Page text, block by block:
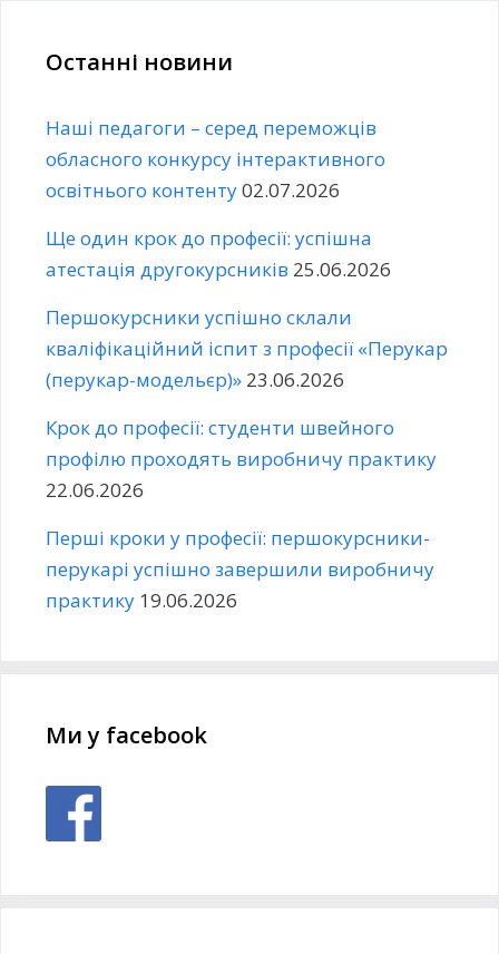
Останні новини
Наші педагоги – серед переможців
обласного конкурсу інтерактивного
освітнього контенту02.07.2026
Ще один крок до професії: успішна
атестація другокурсників 25.06.2026
Першокурсники успішно склали
кваліфікаційний іспит з професії «Перукар
(перукар-модельєр)» 23.06.2026
Крок до професії: студенти швейного
профілю проходять виробничу практику
22.06.2026
Перші кроки у професії: першокурсники-
перукарі успішно завершили виробничу
практику 19.06.2026
Ми у facebook